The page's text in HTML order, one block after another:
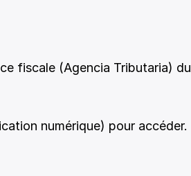
fiscale (Agencia Tributaria) du
numérique) pour accéder.